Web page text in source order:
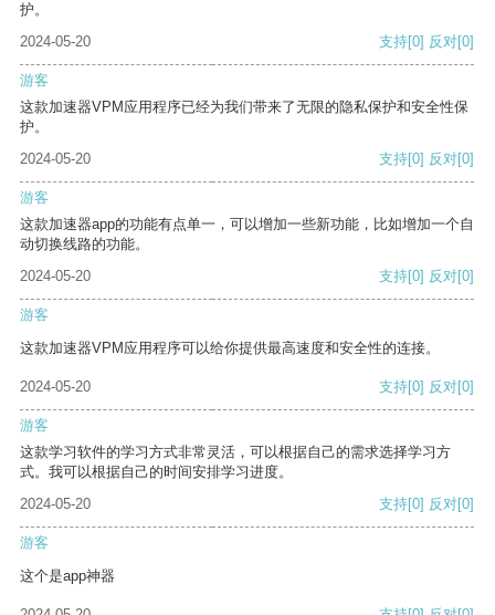
护。
2024-05-20
支持[0] 反对[0]
游客
这款加速器VPM应用程序已经为我们带来了无限的隐私保护和安全性保
护。
2024-05-20
支持[0] 反对[0]
游客
这款加速器app的功能有点单一，可以增加一些新功能，比如增加一个自
动切换线路的功能。
2024-05-20
支持[0] 反对[0]
游客
这款加速器VPM应用程序可以给你提供最高速度和安全性的连接。
2024-05-20 支持[0] 反对[0]
游客
这款学习软件的学习方式非常灵活，可以根据自己的需求选择学习方
式。我可以根据自己的时间安排学习进度。
2024-05-20
支持[0] 反对[0]
游客
这个是app神器